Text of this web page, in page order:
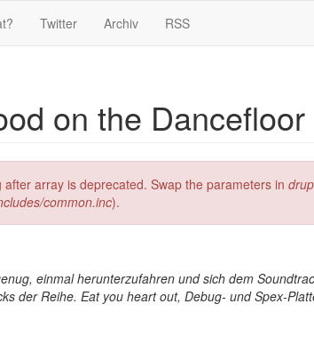
Twitter Archiv RSS
on the Dancefloor
array is deprecated. Swap the parameters in
common.inc).
einmal herunterzufahren und sich dem
der Reihe. Eat you heart out, Debug- und Spex-